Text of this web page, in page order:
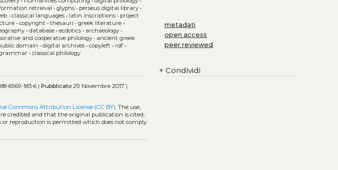
retrieval •glyphs • perseus digital library •
•classical languages • latin inscriptions • project
•copyright •thesauri •greek literature •
•database •ecdotics • archaeology •
and cooperative philology • ancient greek
domain •digital archives •copyleft • rdf •
•classical philology
6969-183-6 |Pubblicato 29 Novembre 2017 |
Commons Attribution License (CC BY) . The use,
credited and that the original publication is cited,
or reproduction is permitted which does not comply
metadati
open access
peer reviewed
+ Condividi